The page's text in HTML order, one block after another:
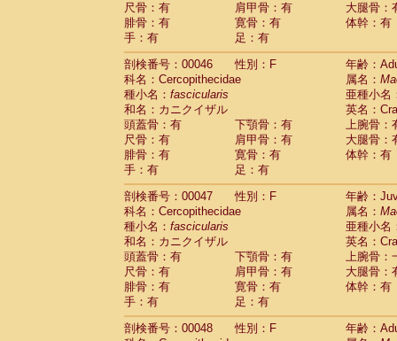
尺骨：有
肩甲骨：有
大腿骨：
腓骨：有
寛骨：有
体幹：有
手：有
足：有
剖検番号：00046
性別：F
年齢：
科名：Cercopithecidae
属名：
種小名： fascicularis
亜種小名
和名：カニクイザル
英名：
頭蓋骨：有
下顎骨：有
上腕骨：
尺骨：有
肩甲骨：有
大腿骨：
腓骨：有
寛骨：有
体幹：有
手：有
足：有
剖検番号：00047
性別：F
年齢：
科名：Cercopithecidae
属名：
種小名： fascicularis
亜種小名
和名：カニクイザル
英名：
頭蓋骨：有
下顎骨：有
上腕骨：
尺骨：有
肩甲骨：有
大腿骨：
腓骨：有
寛骨：有
体幹：有
手：有
足：有
剖検番号：00048
性別：F
年齢：